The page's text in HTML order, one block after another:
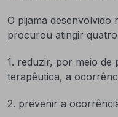
O pijama desenvolvido
procurou atingir
1. reduzir, por meio de
terapêutica, a
2. prevenir a